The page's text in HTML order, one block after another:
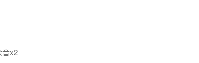
音x2